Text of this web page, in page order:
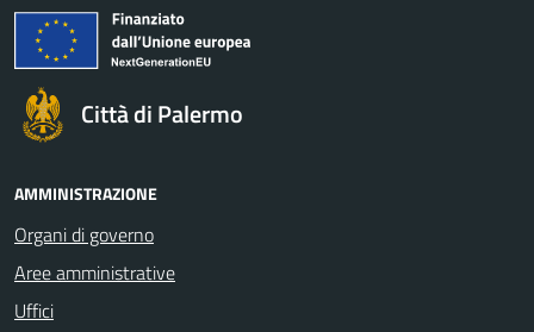
Città di Palermo
AMMINISTRAZIONE
Organi di governo
Aree amministrative
Uffici